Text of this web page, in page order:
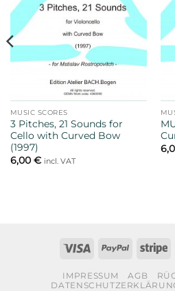
MUSIC SCORES
3 Pitches, 21 Sounds for
Cello with Curved Bow
(1997)
6,00 € incl. VAT
Visa PayPal
IMPRESSUM AGB